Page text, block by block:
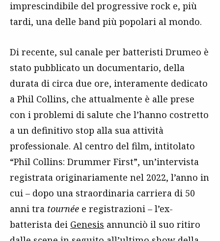
imprescindibile del progressive rock e, più
tardi, una delle band più popolari al mondo.
Di recente, sul canale per batteristi Drumeo è
stato pubblicato un documentario, della
durata di circa due ore, interamente dedicato
a Phil Collins, che attualmente è alle prese
con i problemi di salute che l’hanno costretto
a un definitivo stop alla sua attività
professionale. Al centro del film, intitolato
“Phil Collins: Drummer First”, un’intervista
registrata originariamente nel 2022, l’anno in
cui – dopo una straordinaria carriera di 50
anni tra tournée e registrazioni – l’ex-
batterista dei Genesis annunciò il suo ritiro